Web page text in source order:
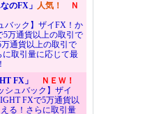
のFX」 人気！
Ｎ
バック】ザイFX！か
5万通貨以上の取引で
通貨以上の取引で
に取引量に応じて最
FX」
ＮＥＷ！
シュバック】ザイ
FXで5万通貨以
る！さらに取引量